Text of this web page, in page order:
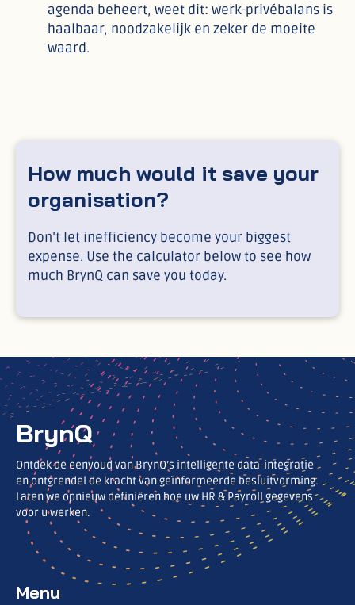
agenda beheert, weet dit: werk-privébalans is
haalbaar, noodzakelijk en zeker de moeite
waard.
How much would it save your
organisation?
Don’t let inefficiency become your biggest
expense. Use the calculator below to see how
much BrynQ can save you today.
BrynQ
Ontdek de eenvoud van BrynQ’s intelligente data-integratie
en ontgrendel de kracht van geïnformeerde besluitvorming.
Laten we opnieuw definiëren hoe uw HR & Payroll gegevens
voor u werken.
Menu